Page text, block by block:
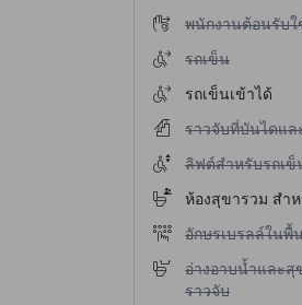
ไม่มีบริการพนักงา
พนักงานต้อนรับใ
ไม่มีบริการรถเข็น
รถเข็น
รถเข็นเข้าได้
ไม่มีบริการราวจับที่
ราวจับที่บันไดแล
ไม่มีบริการลิฟต์สำห
ลิฟต์สำหรับรถเข็
ห้องสุขารวม สำ
ไม่มีบริการอักษรเ
อักษรเบรลล์ใน
ไม่มีบริการอ่างอา
อ่างอาบน้ำและสุ
ราวจับ